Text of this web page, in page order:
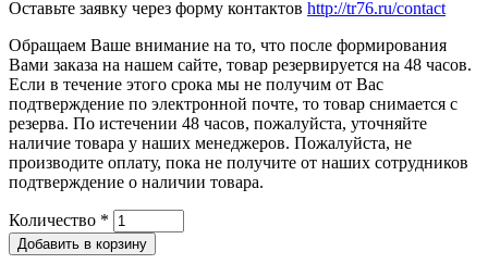
Оставьте заявку через форму контактов http://tr76.ru/contact
Обращаем Ваше внимание на то, что после формирования
Вами заказа на нашем сайте, товар резервируется на 48 часов.
Если в течение этого срока мы не получим от Вас
подтверждение по электронной почте, то товар снимается с
резерва. По истечении 48 часов, пожалуйста, уточняйте
наличие товара у наших менеджеров. Пожалуйста, не
производите оплату, пока не получите от наших сотрудников
подтверждение о наличии товара.
Количество *